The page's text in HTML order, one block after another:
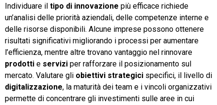
Individuare il tipo di innovazione più efficace richiede
un’analisi delle priorità aziendali, delle competenze interne e
delle risorse disponibili. Alcune imprese possono ottenere
risultati significativi migliorando i processi per aumentare
l’efficienza, mentre altre trovano vantaggio nel rinnovare
prodotti e servizi per rafforzare il posizionamento sul
mercato. Valutare gli obiettivi strategici specifici, il livello di
digitalizzazione, la maturità dei team e i vincoli organizzativi
permette di concentrare gli investimenti sulle aree in cui